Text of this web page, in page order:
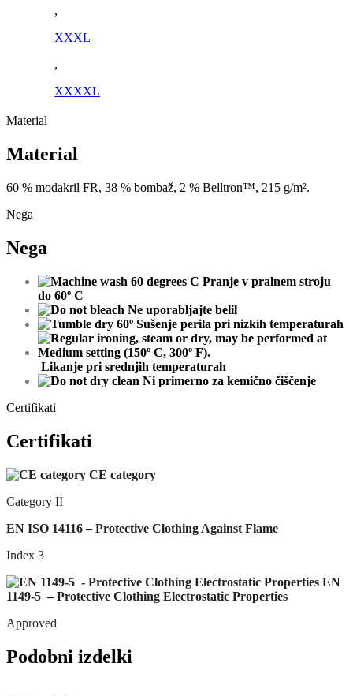
,
XXXL
,
XXXXL
Material
Material
60 % modakril FR, 38 % bombaž, 2 % Belltron™, 215 g/m².
Nega
Nega
Pranje v pralnem stroju
do 60º C
Ne uporabljajte belil
Sušenje perila pri nizkih temperaturah
Likanje pri srednjih temperaturah
Ni primerno za kemično čiščenje
Certifikati
Certifikati
CE category
Category II
EN ISO 14116 – Protective Clothing Against Flame
Index 3
EN
1149-5 – Protective Clothing Electrostatic Properties
Approved
Podobni izdelki